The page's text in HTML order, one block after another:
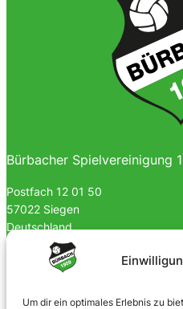
Um dir ein optimales Erlebnis zu
Bürbacher Spielvereinigung
Postfach 12 01 50
57022 Siegen
Deutschland
0170 4903023